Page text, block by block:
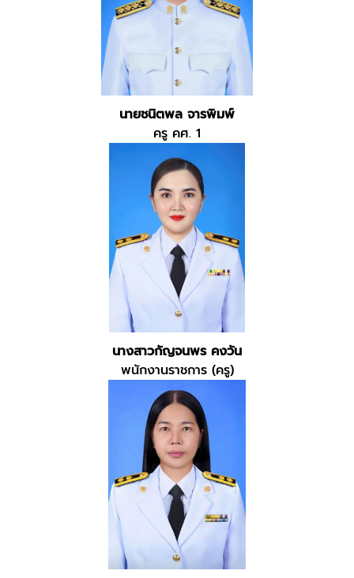
นายชนิตพล จารพิมพ์
ครู คศ. 1
นางสาวกัญจนพร คงวัน
พนักงานราชการ (ครู)